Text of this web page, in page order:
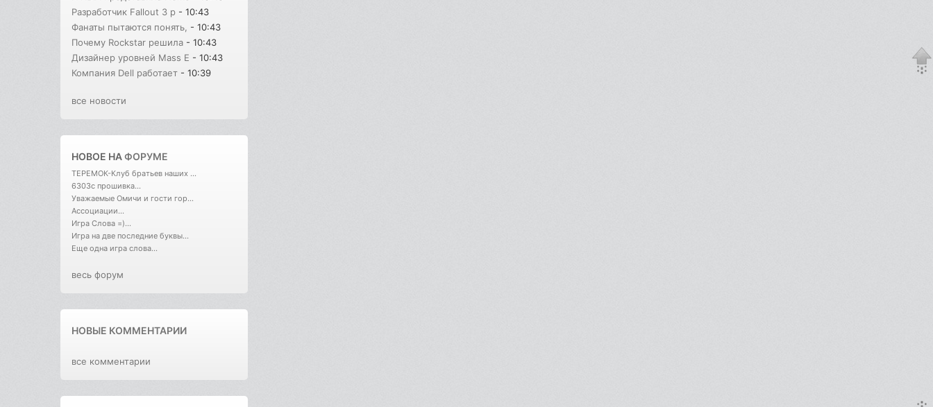
Разработчик Fallout 3 р - 10:43
Фанаты пытаются понять, - 10:43
Почему Rockstar решила - 10:43
Дизайнер уровней Mass E - 10:43
Компания Dell работает - 10:39
все новости
НОВОЕ НАФОРУМЕ
ТЕРЕМОК-Клуб братьев наших ...
6303с прошивка...
Уважаемые Омичи и гости гор...
Ассоциации...
Игра Слова =)...
Игра на две последние буквы...
Еще одна игра слова...
весь форум
НОВЫЕ КОММЕНТАРИИ
все комментарии